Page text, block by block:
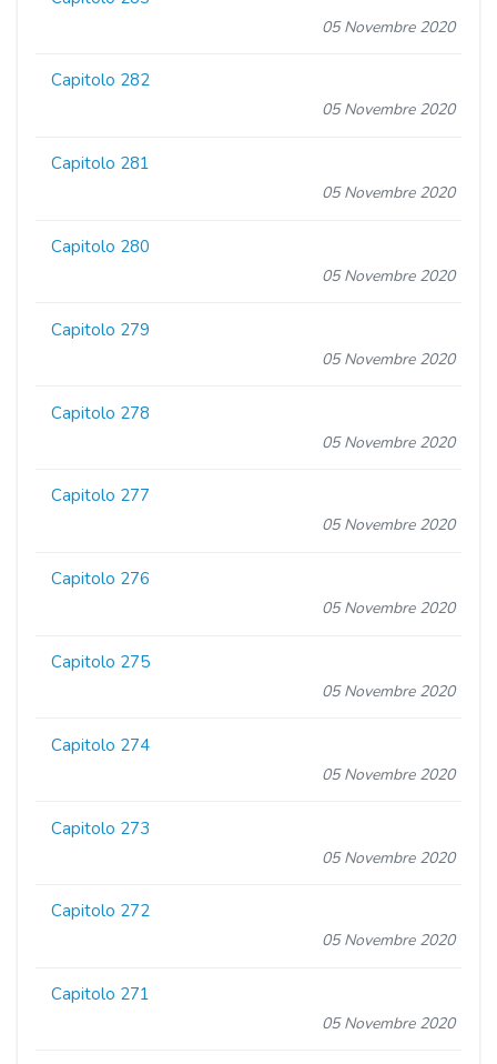
05 Novembre 2020
Capitolo 282
05 Novembre 2020
Capitolo 281
05 Novembre 2020
Capitolo 280
05 Novembre 2020
Capitolo 279
05 Novembre 2020
Capitolo 278
05 Novembre 2020
Capitolo 277
05 Novembre 2020
Capitolo 276
05 Novembre 2020
Capitolo 275
05 Novembre 2020
Capitolo 274
05 Novembre 2020
Capitolo 273
05 Novembre 2020
Capitolo 272
05 Novembre 2020
Capitolo 271
05 Novembre 2020